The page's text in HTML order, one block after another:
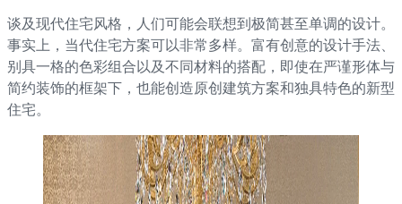
谈及现代住宅风格，人们可能会联想到极简甚至单调的设计。
事实上，当代住宅方案可以非常多样。富有创意的设计手法、
别具一格的色彩组合以及不同材料的搭配，即使在严谨形体与
简约装饰的框架下，也能创造原创建筑方案和独具特色的新型
住宅。